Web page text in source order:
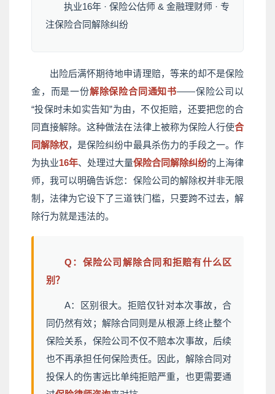
执业16年 · 保险公估师 & 金融理财师 · 专
注保险合同解除纠纷
出险后满怀期待地申请理赔，等来的却不是保险
金，而是一份解除保险合同通知书——保险公司以
“投保时未如实告知”为由，不仅拒赔，还要把您的合
同直接解除。这种做法在法律上被称为保险人行使合
同解除权，是保险纠纷中最具杀伤力的手段之一。作
为执业16年、处理过大量保险合同解除纠纷的上海律
师，我可以明确告诉您：保险公司的解除权并非无限
制，法律为它设下了三道铁门槛，只要跨不过去，解
除行为就是违法的。
Q：保险公司解除合同和拒赔有什么区
别？
A：区别很大。拒赔仅针对本次事故，合
同仍然有效；解除合同则是从根源上终止整个
保险关系，保险公司不仅不赔本次事故，后续
也不再承担任何保险责任。因此，解除合同对
投保人的伤害远比单纯拒赔严重，也更需要通